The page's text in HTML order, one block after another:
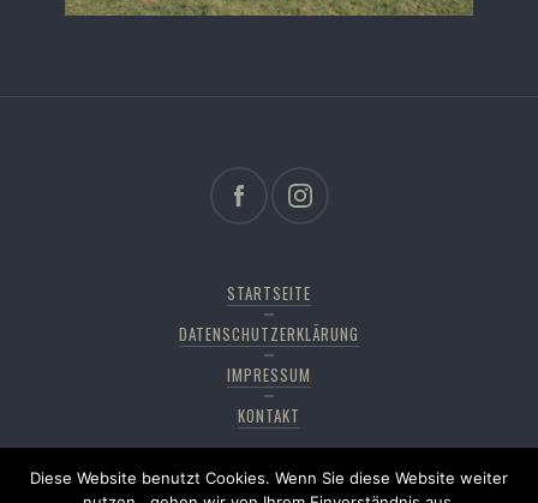
STARTSEITE
DATENSCHUTZERKLÄRUNG
IMPRESSUM
KONTAKT
Copyright © 2026Pfänderdohle . All rights reserved,
Diese Website benutzt Cookies. Wenn Sie diese Website weiter